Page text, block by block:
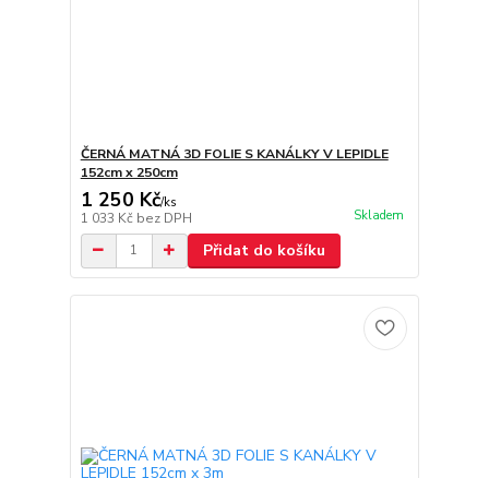
ČERNÁ MATNÁ 3D FOLIE S KANÁLKY V LEPIDLE
152cm x 250cm
1 250 Kč/ks
1 033 Kč bez DPH Skladem
Přidat do košíku